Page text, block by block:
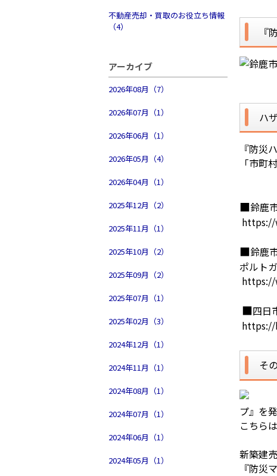
不動産売却・買取のお役立ち情報
（4）
アーカイブ
2026年08月（7）
2026年07月（1）
2026年06月（1）
2026年05月（4）
2026年04月（1）
2025年12月（2）
2025年11月（1）
2025年10月（2）
2025年09月（2）
2025年07月（1）
2025年02月（3）
2024年12月（1）
2024年11月（1）
2024年08月（1）
2024年07月（1）
2024年06月（1）
2024年05月（1）
『
ハ
『防災
「市町
■鈴鹿
https://
■鈴鹿
ポルト
https://
■四日
https://
そ
プ』を
こちら
新築建
『防災